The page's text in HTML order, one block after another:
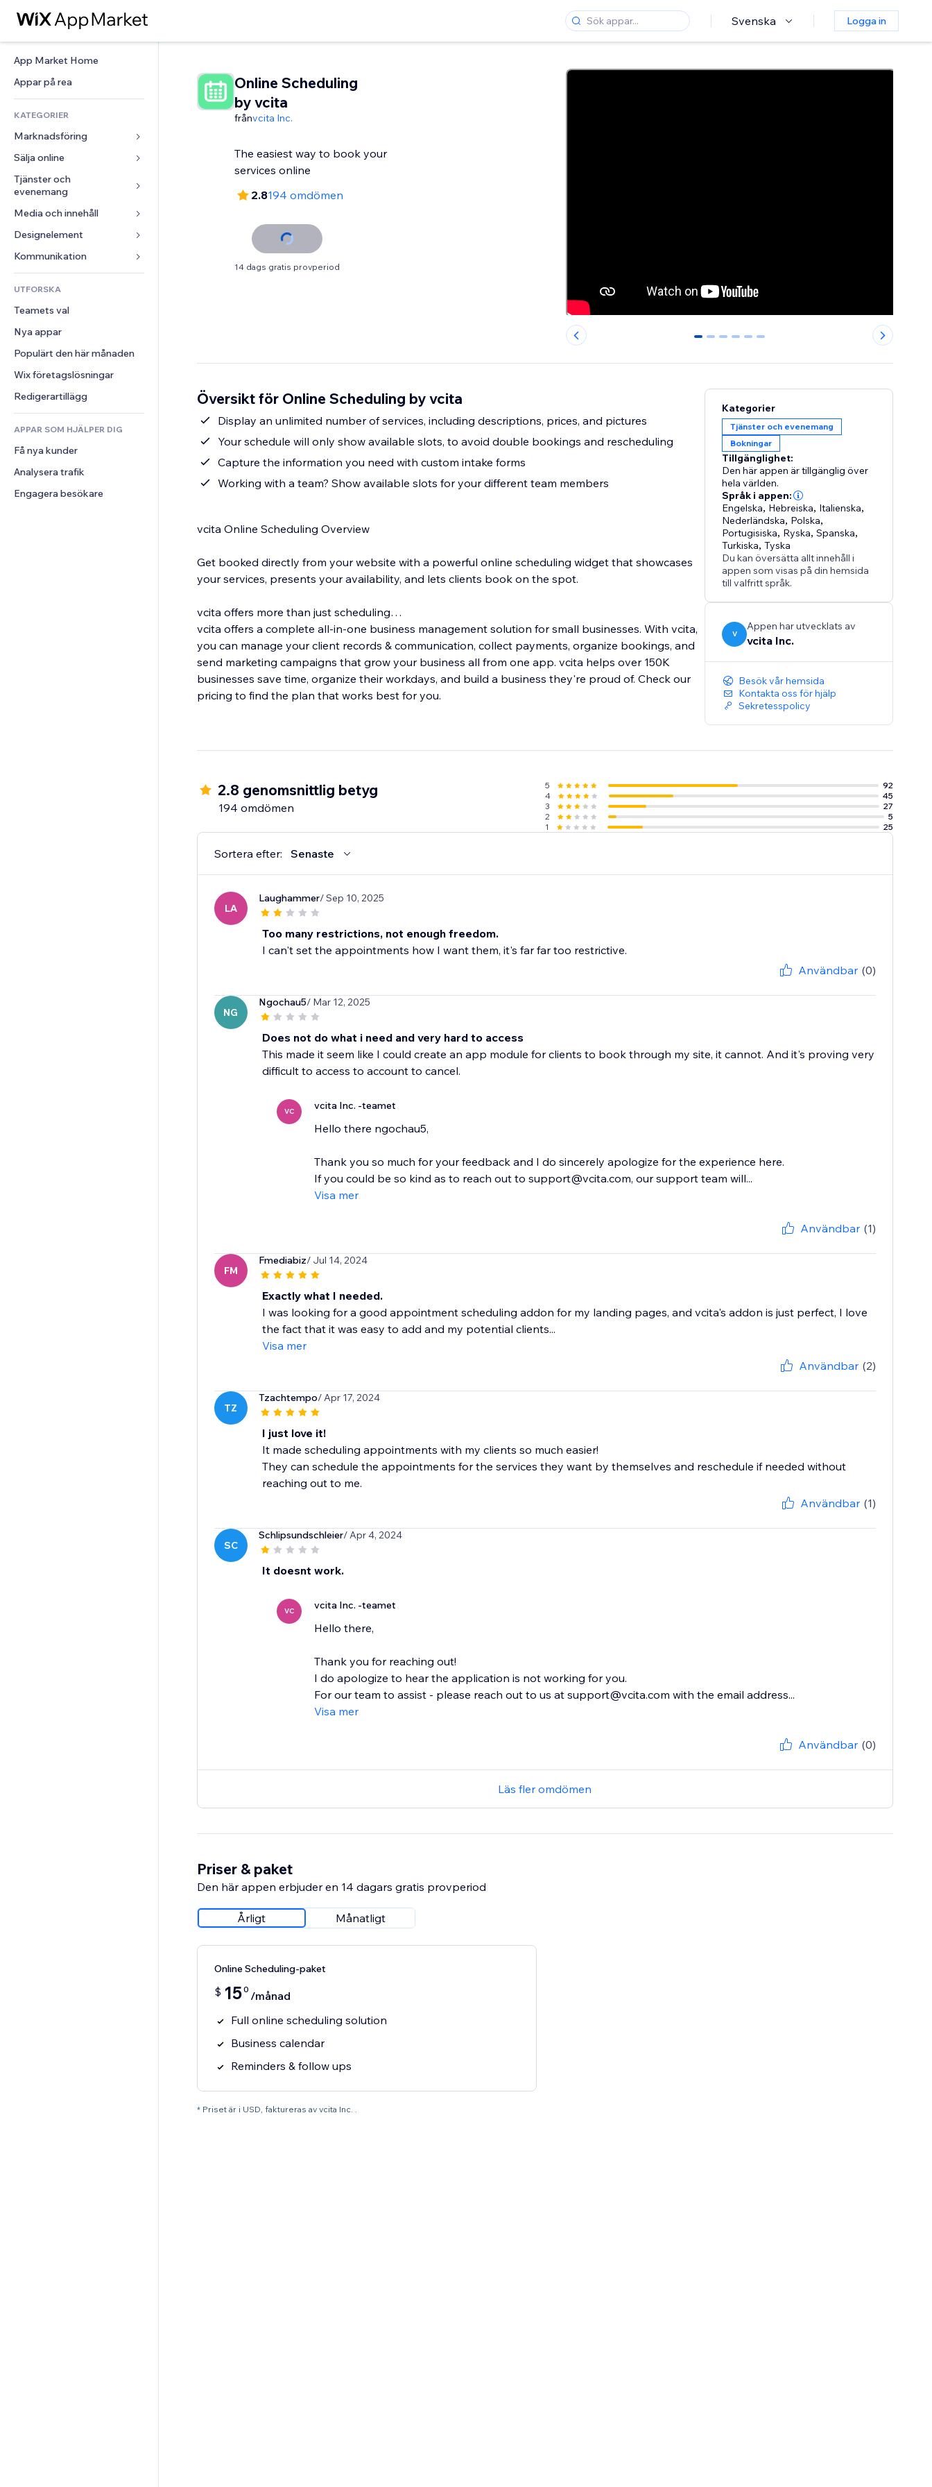
Svenska Logga in
App Market Home
Appar på rea
KATEGORIER
Marknadsföring
Annonser
Mobil
Statistik
Sociala medier
SEO
Interaktioner
Listningar
E-post
Konvertering
Sälja online
Appar för butiker
Frakt och leverans
Sälj-knappar
Onlinekurser
Beställtryck
Redovisning
Kuponger och lojalitet
Lagerlösningar
Dropshipping
Priser och abonnemang
Crowdfunding
Mat och dryck
Tjänster och
evenemang
Hotell
Evenemang
Restauranger
Fastigheter
Bokningar
Media och innehåll
Galleri
Musik
Podcasts
Fotografering
Video
PDF
Fildelning
Nyheter
Designelement
Kartor och navigering
Integritet och säkerhet
Klocka
Sidmallar
Bildeffekter
Knappar och menyer
Banners och märken
Kalkylatorer
Sök
Väder
Diagram och tabeller
Formulär
Undersökningar
Chatt
Kommentarer
Telefon
Community
Omdömen och recensioner
CRM
UTFORSKA
Teamets val
Nya appar
Populärt den här månaden
Wix företagslösningar
Redigerartillägg
APPAR SOM HJÄLPER DIG
Få nya kunder
Analysera trafik
Engagera besökare
Online Scheduling
by vcita
frånvcita Inc.
The easiest way to book your
services online
2.8194 omdömen
14 dags gratis provperiod
0 1 2 3 4 5
Översikt för Online Scheduling by vcita
Display an unlimited number of services, including descriptions, prices, and pictures
Your schedule will only show available slots, to avoid double bookings and rescheduling
Capture the information you need with custom intake forms
Working with a team? Show available slots for your different team members
vcita Online Scheduling Overview
Get booked directly from your website with a powerful online scheduling widget that showcases
your services, presents your availability, and lets clients book on the spot.
vcita offers more than just scheduling…
vcita offers a complete all-in-one business management solution for small businesses. With vcita,
you can manage your client records & communication, collect payments, organize bookings, and
send marketing campaigns that grow your business all from one app. vcita helps over 150K
businesses save time, organize their workdays, and build a business they're proud of. Check our
pricing to find the plan that works best for you.
Kategorier
Tjänster och evenemang
Bokningar
Tillgänglighet:
Den här appen är tillgänglig över
hela världen.
Språk i appen:
Engelska, Hebreiska, Italienska,
Nederländska, Polska,
Portugisiska, Ryska,Spanska,
Turkiska,Tyska
Du kan översätta allt innehåll i
appen som visas på din hemsida
till valfritt språk.
V
Appen har utvecklats av
vcita Inc.
Besök vår hemsida
Kontakta oss för hjälp
Sekretesspolicy
2.8 genomsnittlig betyg
194 omdömen
5
92
4
45
3
27
2
5
1
25
Sortera efter: Senaste
LA
Laughammer/ Sep 10, 2025
Too many restrictions, not enough freedom.
I can't set the appointments how I want them, it's far far too restrictive.
Användbar (0)
NG
Ngochau5/ Mar 12, 2025
Does not do what i need and very hard to access
This made it seem like I could create an app module for clients to book through my site, it cannot. And it's proving very
difficult to access to account to cancel.
VC vcita Inc. -teamet
Hello there ngochau5,
Thank you so much for your feedback and I do sincerely apologize for the experience here.
If you could be so kind as to reach out to support@vcita.com, our support team will...
Visa mer
Användbar (1)
FM
Fmediabiz/ Jul 14, 2024
Exactly what I needed.
I was looking for a good appointment scheduling addon for my landing pages, and vcita's addon is just perfect, I love
the fact that it was easy to add and my potential clients...
Visa mer
Användbar (2)
TZ
Tzachtempo/ Apr 17, 2024
I just love it!
It made scheduling appointments with my clients so much easier!
They can schedule the appointments for the services they want by themselves and reschedule if needed without
reaching out to me.
Användbar (1)
SC
Schlipsundschleier/ Apr 4, 2024
It doesnt work.
VC vcita Inc. -teamet
Hello there,
Thank you for reaching out!
I do apologize to hear the application is not working for you.
For our team to assist - please reach out to us at support@vcita.com with the email address...
Visa mer
Användbar (0)
Läs fler omdömen
Priser & paket
Den här appen erbjuder en 14 dagars gratis provperiod
Årligt Månatligt
Online Scheduling-paket
$ 150 /månad
Full online scheduling solution
Business calendar
Reminders & follow ups
* Priset är i USD, faktureras av vcita Inc. .